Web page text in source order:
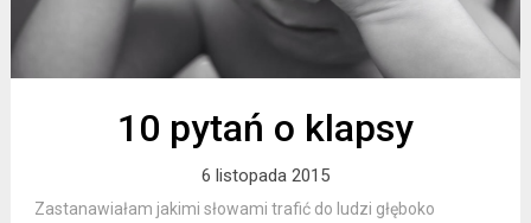
10 pytań o klapsy
6 listopada 2015
Zastanawiałam jakimi słowami trafić do ludzi głęboko